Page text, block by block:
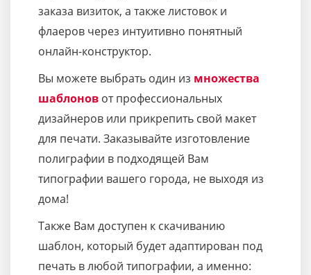
заказа визиток, а также листовок и
флаеров через интуитивно понятный
онлайн-конструктор.
Вы можете выбрать один из множества
шаблонов от профессиональных
дизайнеров или прикрепить свой макет
для печати. Заказывайте изготовление
полиграфии в подходящей Вам
типографии вашего города, не выходя из
дома!
Также Вам доступен к скачиванию
шаблон, который будет адаптирован под
печать в любой типографии, а именно: